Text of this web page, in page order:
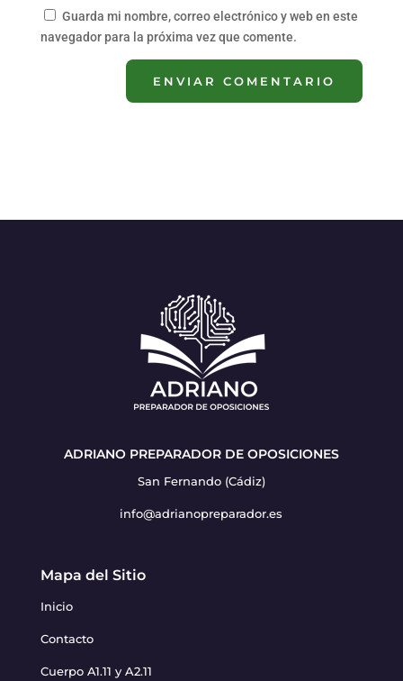
Guarda mi nombre, correo electrónico y web en este
navegador para la próxima vez que comente.
ENVIAR COMENTARIO
ADRIANO PREPARADOR DE OPOSICIONES
San Fernando (Cádiz)
info@adrianopreparador.es
Mapa del Sitio
Inicio
Contacto
Cuerpo A1.11 y A2.11